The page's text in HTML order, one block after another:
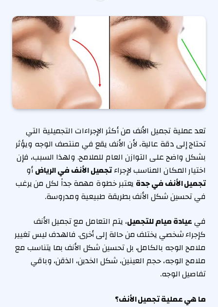
تعد عملية تجميل الأنف من أكثر الإجراءات التجميلية التي
تحتاج إلى دقة عالية، لأن الأنف يقع في منتصف الوجه ويؤثر
بشكل واضح على التوازن العام للملامح. ولهذا السبب، فإن
اختيار المكان المناسب لإجراءتجميل الأنف في الرياضأو
تجميل الأنف في جدة يعتبر خطوة مهمة جداً لكل من يرغب
في تحسين شكل الأنف بطريقة طبيعية ومدروسة.
فيعيادة ميام للتجميل، يتم التعامل مع تجميل الأنف
كإجراء شخصي يختلف من حالة إلى أخرى. فالهدف ليس تغيير
ملامح الوجه بالكامل، بل تحسين شكل الأنف بما يتناسب مع
ملامح الوجه، حجم العينين، شكل الخدين، الذقن، وباقي
تفاصيل الوجه.
ما هي عملية تجميل الأنف؟